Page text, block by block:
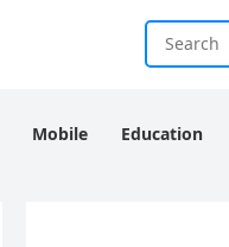
Mobile Education